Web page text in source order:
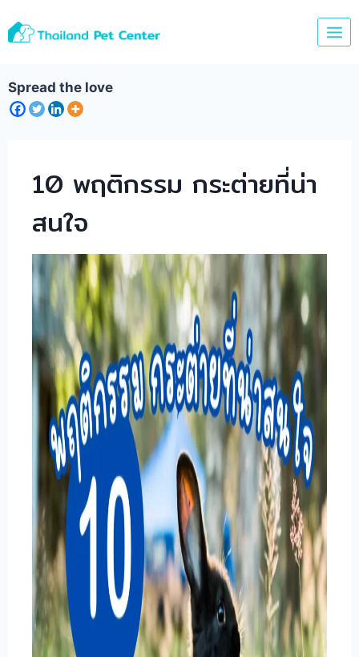
to
Spread the love
10 พฤติกรรม กระต่ายที่น่า
สนใจ